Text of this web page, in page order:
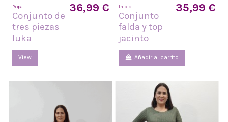
Ropa
Conjunto de
tres piezas
luka
36,99 €
View
Inicio
Conjunto
falda y top
jacinto
35,99 €
Añadir al carrito